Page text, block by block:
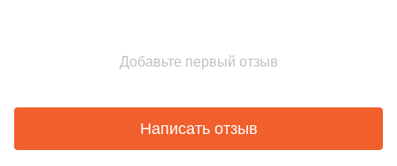
Добавьте первый отзыв
Написать отзыв